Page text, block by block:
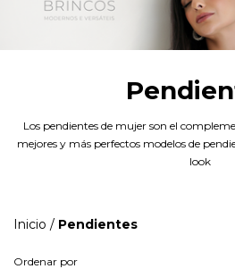
Los pendientes de mujer son el
mejores y más perfectos modelos de
look
Inicio / Pendientes
Ordenar por